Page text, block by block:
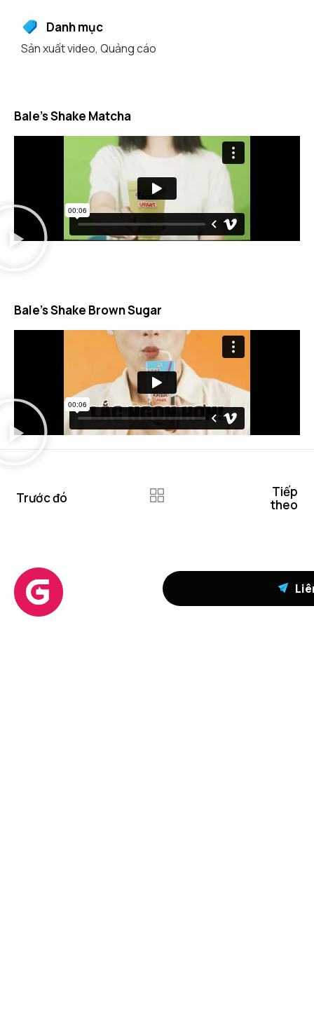
Danh mục
Sản xuất video, Quảng cáo
Bale's Shake Matcha
Bale's Shake Brown Sugar
Trước đó
Tiếp
theo